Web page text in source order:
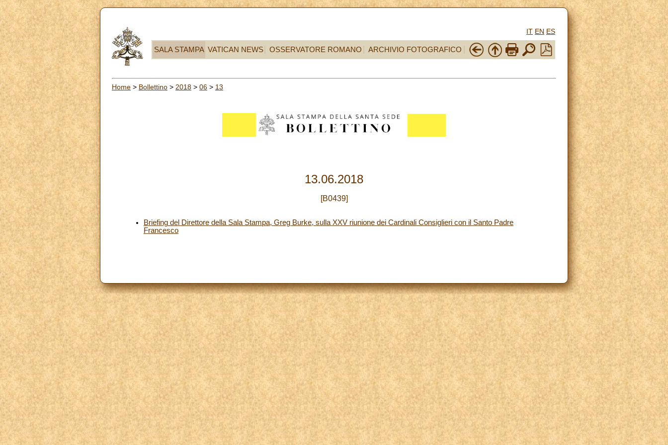
IT EN ES
SALA STAMPA VATICAN NEWS OSSERVATORE ROMANO ARCHIVIO FOTOGRAFICO
Home > Bollettino > 2018 > 06 > 13
13.06.2018
[B0439]
Briefing del Direttore della Sala Stampa, Greg Burke, sulla XXV riunione dei Cardinali Consiglieri con il Santo Padre
Francesco